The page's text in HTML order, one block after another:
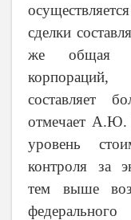
сделки
же общая
корпораций,
составляет
отмечает А.Ю.
уровень
контроля за
тем выше